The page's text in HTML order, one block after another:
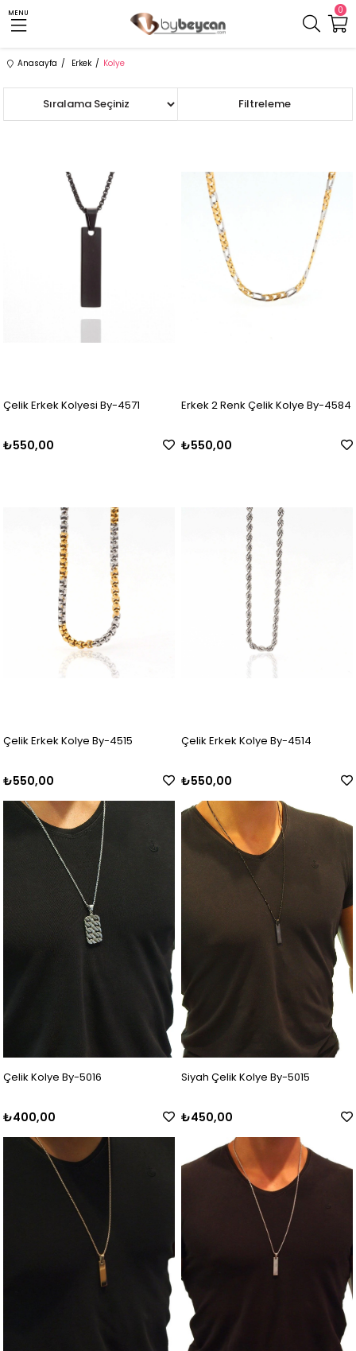
0
MENU
Anasayfa Erkek Kolye
Filtreleme
Sıralama
Çelik Erkek Kolyesi By-4571
₺550,00
Erkek 2 Renk Çelik Kolye By-4584
₺550,00
Çelik Erkek Kolye By-4515
₺550,00
Çelik Erkek Kolye By-4514
₺550,00
Çelik Kolye By-5016
₺400,00
Siyah Çelik Kolye By-5015
₺450,00